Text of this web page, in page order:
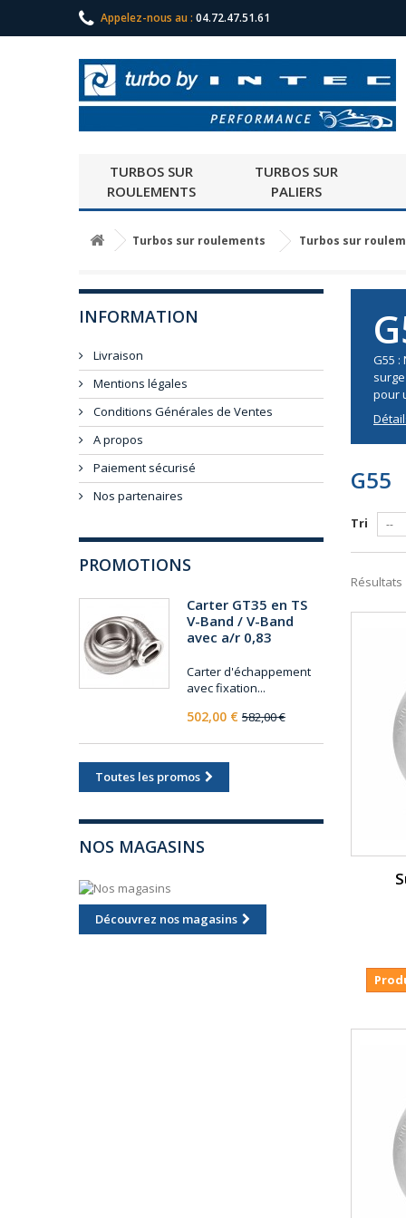
Appelez-nous au : 04.72.47.51.61
TURBOS SUR
ROULEMENTS
TURBOS SUR
PALIERS
Turbos sur roulements Turbos sur
INFORMATION
Livraison
Mentions légales
Conditions Générales de Ventes
A propos
Paiement sécurisé
Nos partenaires
PROMOTIONS
Carter GT35 en TS
V-Band / V-Band
avec a/r 0,83
Carter d'échappement
avec fixation...
502,00 € 582,00 €
Toutes les promos
NOS MAGASINS
Découvrez nos magasins
G55
pour
G55
Tri --
Résultats